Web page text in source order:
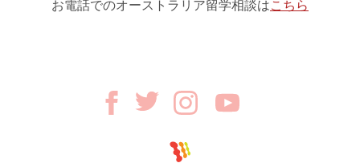
お電話でのオーストラリア留学相談はこちら